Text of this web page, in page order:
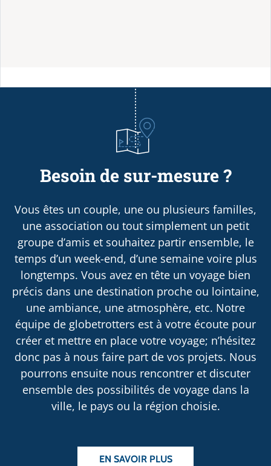
Besoin de sur-mesure ?
Vous êtes un couple, une ou plusieurs familles,
une association ou tout simplement un petit
groupe d’amis et souhaitez partir ensemble, le
temps d’un week-end, d’une semaine voire plus
longtemps. Vous avez en tête un voyage bien
précis dans une destination proche ou lointaine,
une ambiance, une atmosphère, etc. Notre
équipe de globetrotters est à votre écoute pour
créer et mettre en place votre voyage; n’hésitez
donc pas à nous faire part de vos projets. Nous
pourrons ensuite nous rencontrer et discuter
ensemble des possibilités de voyage dans la
ville, le pays ou la région choisie.
EN SAVOIR PLUS